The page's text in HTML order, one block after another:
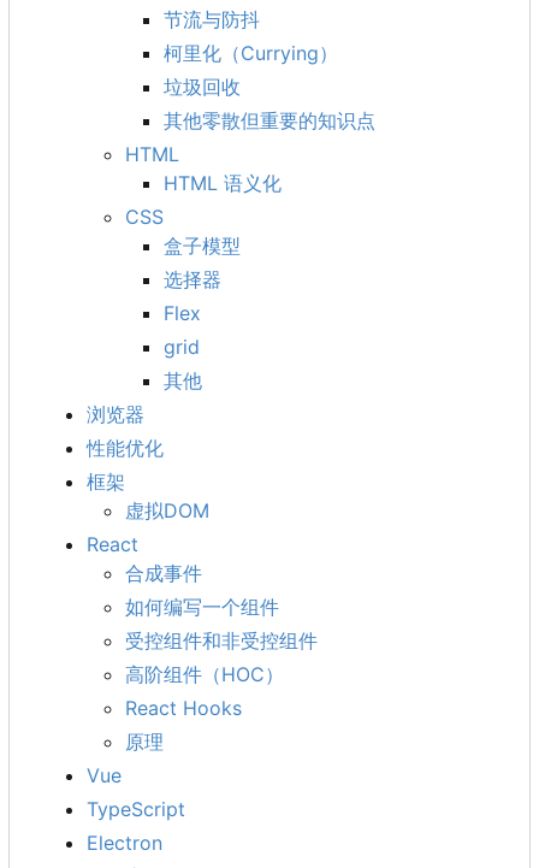
节流与防抖
柯里化 （Currying）
垃圾回收
其他零散但重要的知识点
HTML
HTML 语义化
CSS
盒子模型
选择器
Flex
grid
其他
浏览器
性能优化
框架
虚拟DOM
React
合成事件
如何编写一个组件
受控组件和非受控组件
高阶组件 （HOC）
React Hooks
原理
Vue
TypeScript
Electron